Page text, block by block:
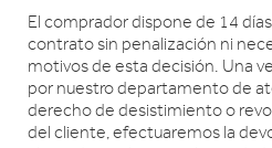
El comprador dispone de 14
contrato sin penalización ni
motivos de esta decisión. Una
por nuestro departamento de
derecho de desistimiento o
del cliente, efectuaremos la